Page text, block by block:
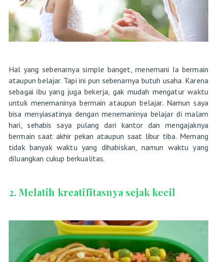
Hal yang sebenarnya simple banget, menemani Ia bermain
ataupun belajar. Tapi ini pun sebenarnya butuh usaha. Karena
sebagai ibu yang juga bekerja, gak mudah mengatur waktu
untuk menemaninya bermain ataupun belajar. Namun saya
bisa menyiasatinya dengan menemaninya belajar di malam
hari, sehabis saya pulang dari kantor dan mengajaknya
bermain saat akhir pekan ataupun saat libur tiba. Memang
tidak banyak waktu yang dihabiskan, namun waktu yang
diluangkan cukup berkualitas.
2. Melatih kreatifitasnya sejak kecil